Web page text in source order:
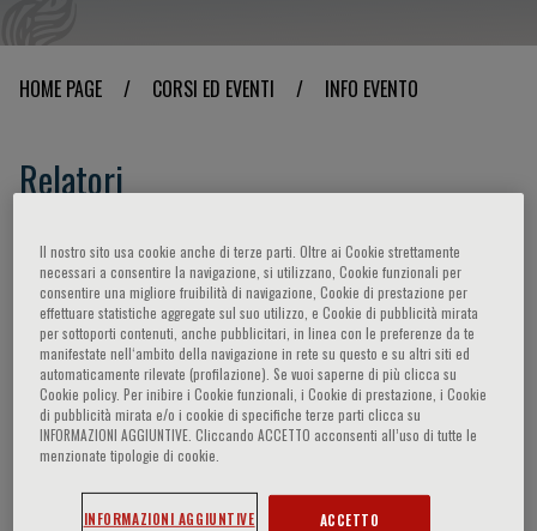
HOME PAGE / CORSI ED EVENTI / INFO EVENTO
Relatori
Papapetropoulos Andreas,Cicero Arrigo,Szabo
Csaba,Lefer David J.,Di Minno Giovanni,
Iaccarino Guido,Kimura Hideo,Bucci
Mariarosaria,Goodchild Traci,Sessa William,
Video 7Gold
Video Interviste
Il nostro sito usa cookie anche di terze parti. Oltre ai Cookie strettamente
necessari a consentire la navigazione, si utilizzano, Cookie funzionali per
consentire una migliore fruibilità di navigazione, Cookie di prestazione per
effettuare statistiche aggregate sul suo utilizzo, e Cookie di pubblicità mirata
per sottoporti contenuti, anche pubblicitari, in linea con le preferenze da te
manifestate nell‘ambito della navigazione in rete su questo e su altri siti ed
automaticamente rilevate (profilazione). Se vuoi saperne di più clicca su
Cookie policy. Per inibire i Cookie funzionali, i Cookie di prestazione, i Cookie
di pubblicità mirata e/o i cookie di specifiche terze parti clicca su
INFORMAZIONI AGGIUNTIVE. Cliccando ACCETTO acconsenti all’uso di tutte le
menzionate tipologie di cookie.
INFORMAZIONI AGGIUNTIVE ACCETTO